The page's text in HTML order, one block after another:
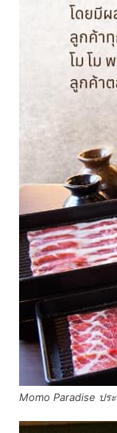
Momo Paradise ปร